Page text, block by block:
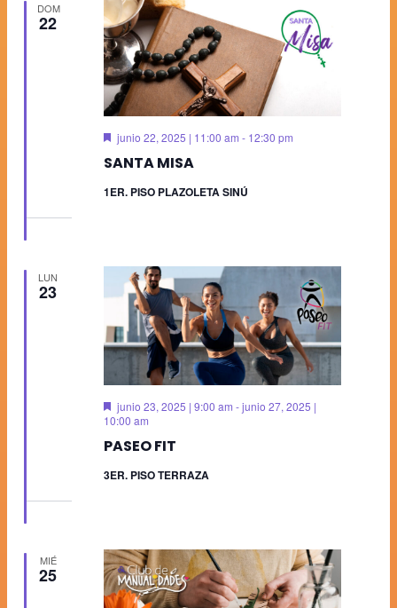
DOM
22
SANTA MISA
Destacado
junio 22, 2025 | 11:00 am - 12:30 pm
1ER. PISO PLAZOLETA SINÚ
LUN
23
PASEO FIT
Destacado
junio 23, 2025 | 9:00 am -junio 27, 2025 |
10:00 am
3ER. PISO TERRAZA
MIÉ
25